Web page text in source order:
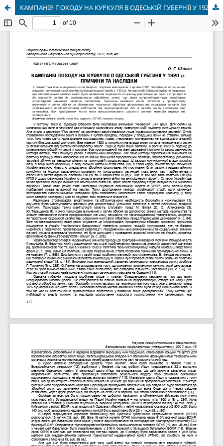
КАМПАНІЯ ПОХОДУ НА КУРКУЛЯ В ОДЕСЬКІЙ ГУБЕРНІЇ У 1920 р.: ПРИЧИНИ ТА НАСЛІДКИ